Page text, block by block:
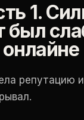
1.
был
репутацию